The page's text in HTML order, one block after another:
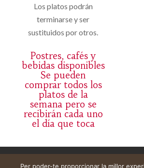
Los platos podrán
terminarse y ser
sustituidos por otros.
Postres, cafés y
bebidas disponibles
Se pueden
comprar todos los
platos de la
semana pero se
recibirán cada uno
el día que toca
Per poder-te proporcionar la millor